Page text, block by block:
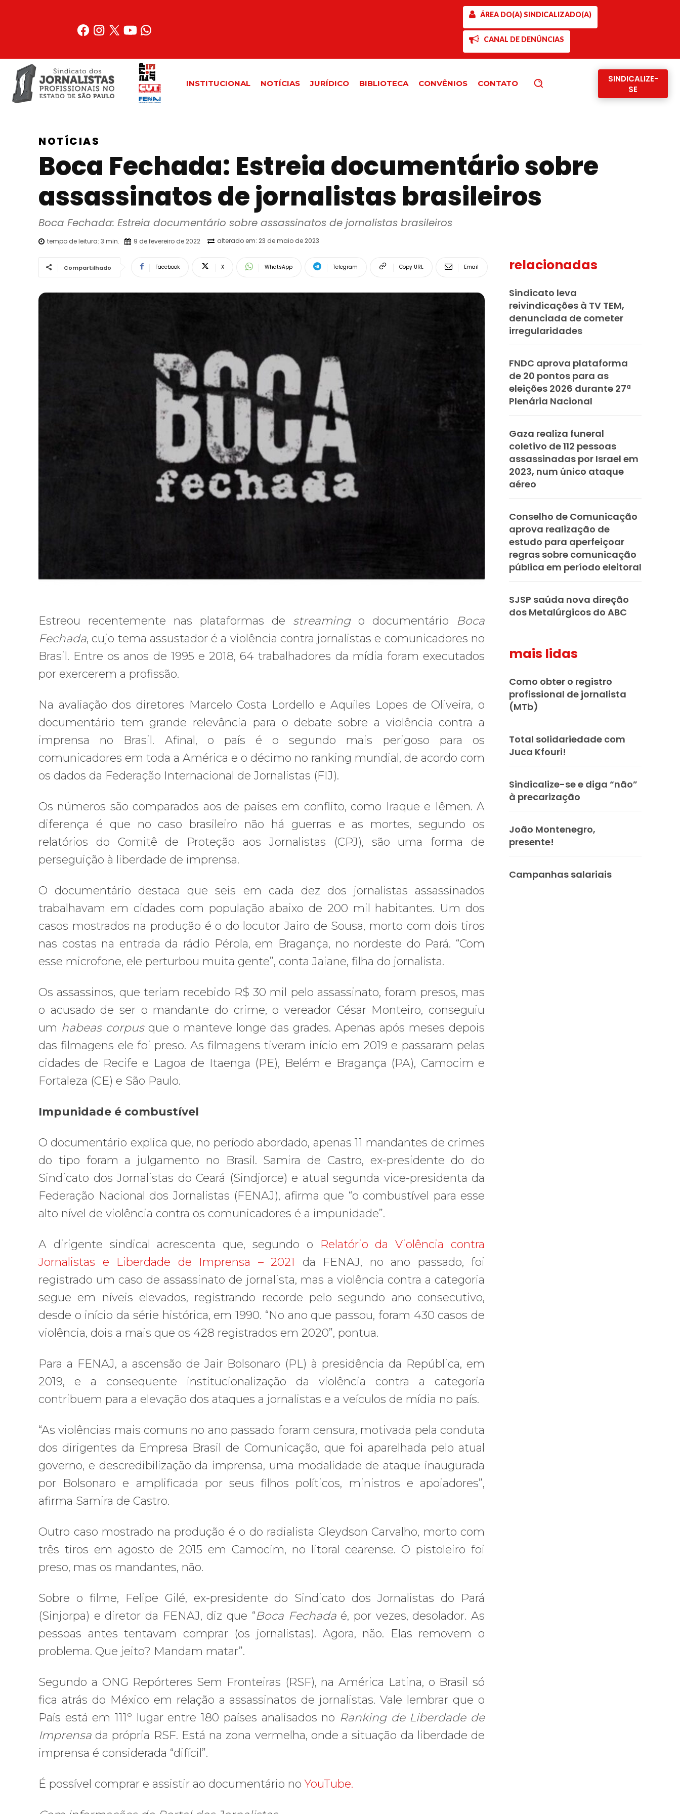
ÁREA DO(A) SINDICALIZADO(A)
CANAL DE DENÚNCIAS
INSTITUCIONAL NOTÍCIAS JURÍDICO BIBLIOTECA CONVÊNIOS CONTATO
SINDICALIZE-
SE
NOTÍCIAS
Boca Fechada: Estreia documentário sobre
assassinatos de jornalistas brasileiros
Boca Fechada: Estreia documentário sobre assassinatos de jornalistas brasileiros
tempo de leitura: 3 min. 9 de fevereiro de 2022 alterado em: 23 de maio de 2023
Compartilhado Facebook X WhatsApp Telegram Copy URL Email
Estreou recentemente nas plataformas de streamingo documentário Boca
Fechada, cujo tema assustador é a violência contra jornalistas e comunicadores no
Brasil. Entre os anos de 1995 e 2018, 64 trabalhadores da mídia foram executados
por exercerem a profissão.
Na avaliação dos diretores Marcelo Costa Lordello e Aquiles Lopes de Oliveira, o
documentário tem grande relevância para o debate sobre a violência contra a
imprensa no Brasil. Afinal, o país é o segundo mais perigoso para os
comunicadores em toda a América e o décimo no ranking mundial, de acordo com
os dados da Federação Internacional de Jornalistas (FIJ).
Os números são comparados aos de países em conflito, como Iraque e Iêmen. A
diferença é que no caso brasileiro não há guerras e as mortes, segundo os
relatórios do Comitê de Proteção aos Jornalistas (CPJ), são uma forma de
perseguição à liberdade de imprensa.
O documentário destaca que seis em cada dez dos jornalistas assassinados
trabalhavam em cidades com população abaixo de 200 mil habitantes. Um dos
casos mostrados na produção é o do locutor Jairo de Sousa, morto com dois tiros
nas costas na entrada da rádio Pérola, em Bragança, no nordeste do Pará. “Com
esse microfone, ele perturbou muita gente”, conta Jaiane, filha do jornalista.
Os assassinos, que teriam recebido R$ 30 mil pelo assassinato, foram presos, mas
o acusado de ser o mandante do crime, o vereador César Monteiro, conseguiu
um habeas corpusque o manteve longe das grades. Apenas após meses depois
das filmagens ele foi preso. As filmagens tiveram início em 2019 e passaram pelas
cidades de Recife e Lagoa de Itaenga (PE), Belém e Bragança (PA), Camocim e
Fortaleza (CE) e São Paulo.
Impunidade é combustível
O documentário explica que, no período abordado, apenas 11 mandantes de crimes
do tipo foram a julgamento no Brasil. Samira de Castro, ex-presidente do do
Sindicato dos Jornalistas do Ceará (Sindjorce) e atual segunda vice-presidenta da
Federação Nacional dos Jornalistas (FENAJ), afirma que “o combustível para esse
alto nível de violência contra os comunicadores é a impunidade”.
A dirigente sindical acrescenta que, segundo o Relatório da Violência contra
Jornalistas e Liberdade de Imprensa – 2021
da FENAJ, no ano passado, foi
registrado um caso de assassinato de jornalista, mas a violência contra a categoria
segue em níveis elevados, registrando recorde pelo segundo ano consecutivo,
desde o início da série histórica, em 1990. “No ano que passou, foram 430 casos de
violência, dois a mais que os 428 registrados em 2020”, pontua.
Para a FENAJ, a ascensão de Jair Bolsonaro (PL) à presidência da República, em
2019, e a consequente institucionalização da violência contra a categoria
contribuem para a elevação dos ataques a jornalistas e a veículos de mídia no país.
“As violências mais comuns no ano passado foram censura, motivada pela conduta
dos dirigentes da Empresa Brasil de Comunicação, que foi aparelhada pelo atual
governo, e descredibilização da imprensa, uma modalidade de ataque inaugurada
por Bolsonaro e amplificada por seus filhos políticos, ministros e apoiadores”,
afirma Samira de Castro.
Outro caso mostrado na produção é o do radialista Gleydson Carvalho, morto com
três tiros em agosto de 2015 em Camocim, no litoral cearense. O pistoleiro foi
preso, mas os mandantes, não.
Sobre o filme, Felipe Gilé, ex-presidente do Sindicato dos Jornalistas do Pará
(Sinjorpa) e diretor da FENAJ, diz que “Boca Fechadaé, por vezes, desolador. As
pessoas antes tentavam comprar (os jornalistas). Agora, não. Elas removem o
problema. Que jeito? Mandam matar”.
Segundo a ONG Repórteres Sem Fronteiras (RSF), na América Latina, o Brasil só
fica atrás do México em relação a assassinatos de jornalistas. Vale lembrar que o
País está em 111º lugar entre 180 países analisados no Ranking de Liberdade de
Imprensa da própria RSF. Está na zona vermelha, onde a situação da liberdade de
imprensa é considerada “difícil”.
É possível comprar e assistir ao documentário noYouTube.
relacionadas
Sindicato leva
reivindicações à TV TEM,
denunciada de cometer
irregularidades
FNDC aprova plataforma
de 20 pontos para as
eleições 2026 durante 27ª
Plenária Nacional
Gaza realiza funeral
coletivo de 112 pessoas
assassinadas por Israel em
2023, num único ataque
aéreo
Conselho de Comunicação
aprova realização de
estudo para aperfeiçoar
regras sobre comunicação
pública em período eleitoral
SJSP saúda nova direção
dos Metalúrgicos do ABC
mais lidas
Como obter o registro
profissional de jornalista
(MTb)
Total solidariedade com
Juca Kfouri!
Sindicalize-se e diga “não”
à precarização
João Montenegro,
presente!
Campanhas salariais